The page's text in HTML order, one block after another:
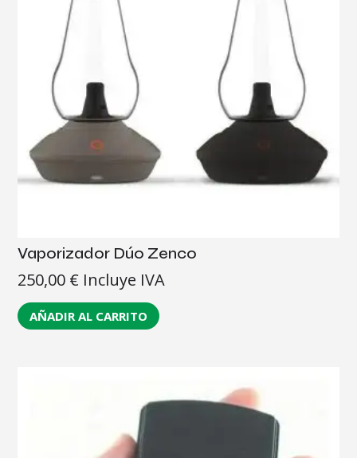
Vaporizador Dúo Zenco
250,00 € Incluye IVA
AÑADIR AL CARRITO